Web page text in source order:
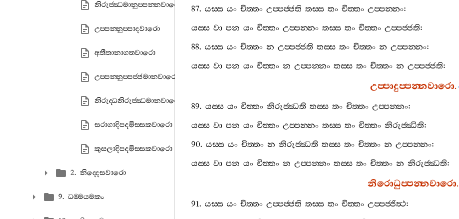
නිරුජ‍්ඣමානුප‍්පන‍්නවාරො
උප‍්පන‍්නුප‍්පාදවාරො
අතීතානාගතවාරො
උප‍්පන‍්නුප‍්පජ‍්ජමානවාරො
නිරුද‍්ධනිරුජ‍්ඣමානවාරො
සරාගාදිපදමිස‍්සකවාරො
කුසලාදිපදමිස‍්සකවාරො
2. නිද‍්දෙසවාරො
9. ධම‍්මයමකං
87. යස‍්ස යං චිත‍්තං උප‍්පජ‍්ජති තස‍්ස තං චිත‍්තං උප‍්පන‍්නං:
යස‍්ස වා පන යං චිත‍්තං උප‍්පන‍්නං තස‍්ස තං චිත‍්තං උප‍්පජ‍්ජති:
88. යස‍්ස යං චිත‍්තං න උප‍්පජ‍්ජති තස‍්ස තං චිත‍්තං න උප‍්පන‍්නං:
යස‍්ස වා පන යං චිත‍්තං න උප‍්පන‍්නං තස‍්ස තං චිත‍්තං න උප‍්පජ‍්ජති:
උප‍්පාදුප‍්පන‍්නවාරො.
89. යස‍්ස යං චිත‍්තං නිරුජ‍්ඣති තස‍්ස තං චිත‍්තං උප‍්පන‍්නං:
යස‍්ස වා පන යං චිත‍්තං උප‍්පන‍්නං තස‍්ස තං චිත‍්තං නිරුජ‍්ඣිති:
90. යස‍්ස යං චිත‍්තං න නිරුජ‍්ඣති තස‍්ස තං චිත‍්තං න උප‍්පන‍්නං:
යස‍්ස වා පන යං චිත‍්තං න උප‍්පන‍්නං තස‍්ස තං චිත‍්තං න නිරුජ‍්ඣති:
නිරොධුප‍්පන‍්නවාරො.
91. යස‍්ස යං චිත‍්තං උප‍්පජ‍්ජති තස‍්ස තං චිත‍්තං උප‍්පජ‍්ජිත්‍ථ: